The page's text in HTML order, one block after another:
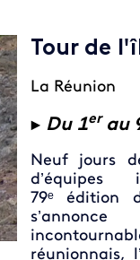
Tour de
La Réunion
► Du 1er au
Neuf jours
d’équipes
79ᵉ édition
s’annonce
réunionnais,